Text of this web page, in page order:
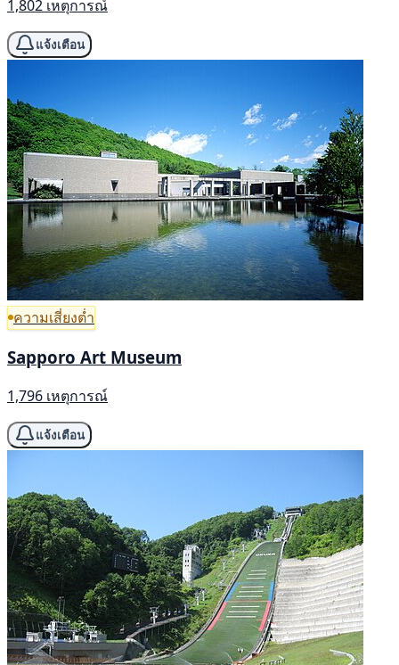
1,802 เหตุการณ์
แจ้งเตือน
ความเสี่ยงต่ำ
Sapporo Art Museum
1,796 เหตุการณ์
แจ้งเตือน